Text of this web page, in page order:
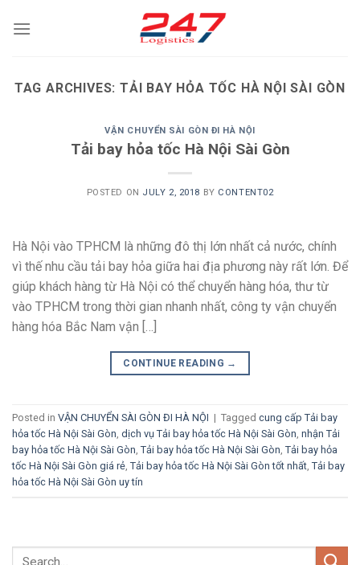
TAG ARCHIVES:TẢI BAY HỎA TỐC HÀ NỘI SÀI GÒN
VẬN CHUYỂN SÀI GÒN ĐI HÀ NỘI
Tải bay hỏa tốc Hà Nội Sài Gòn
POSTED ON JULY 2, 2018 BY CONTENT02
Hà Nội vào TPHCM là những đô thị lớn nhất cả nước, chính
vì thế nhu cầu tải bay hỏa giữa hai địa phương này rất lớn. Để
giúp khách hàng từ Hà Nội có thể chuyển hàng hóa, thư từ
vào TPHCM trong thời gian nhanh nhất, công ty vận chuyển
hàng hóa Bắc Nam vận […]
CONTINUE READING →
Posted in VẬN CHUYỂN SÀI GÒN ĐI HÀ NỘI | Tagged cung cấp Tải bay
hỏa tốc Hà Nội Sài Gòn dịch vụ Tải bay hỏa tốc Hà Nội Sài Gòn nhận Tải
bay hỏa tốc Hà Nội Sài Gòn Tải bay hỏa tốc Hà Nội Sài Gòn Tải bay hỏa
tốc Hà Nội Sài Gòn giá rẻ Tải bay hỏa tốc Hà Nội Sài Gòn tốt nhất Tải bay
hỏa tốc Hà Nội Sài Gòn uy tín